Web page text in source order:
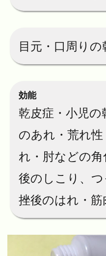
目元・口周りの
効能
乾皮症・小児の
のあれ・荒れ
れ・肘などの
後のしこり、
挫後のはれ・筋